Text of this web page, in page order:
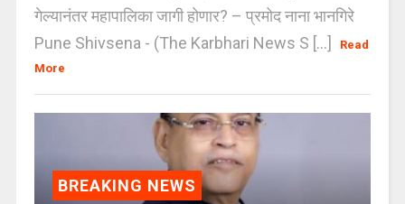
गेल्यानंतर महापालिका जागी होणार? – प्रमोद नाना भानगिरे
Pune Shivsena - (The Karbhari News S [...]
Read
More
BREAKING NEWS